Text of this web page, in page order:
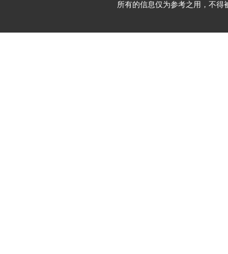
所有的信息仅为参考之用，不